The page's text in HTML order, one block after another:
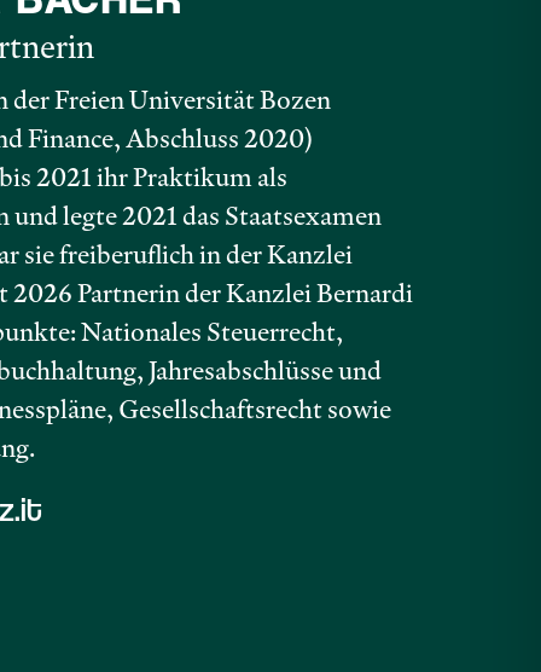
der Freien Universität Bozen
Finance, Abschluss 2020)
2021 ihr Praktikum als
legte 2021 das Staatsexamen
sie freiberuflich in der Kanzlei
2026 Partnerin der Kanzlei Bernardi
Nationales Steuerrecht,
Jahresabschlüsse und
Gesellschaftsrecht sowie